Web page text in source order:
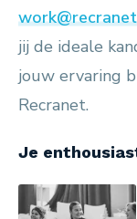
jij de ideale
jouw ervaring
Recranet.
Je